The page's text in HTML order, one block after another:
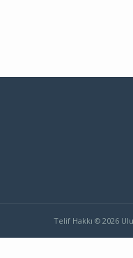
Telif Hakkı © 2026